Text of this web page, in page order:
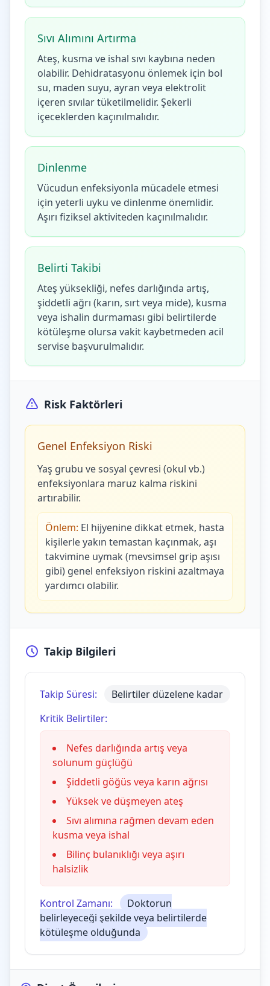
Sıvı Alımını Artırma
Ateş, kusma ve ishal sıvı kaybına neden
olabilir. Dehidratasyonu önlemek için bol
su, maden suyu, ayran veya elektrolit
içeren sıvılar tüketilmelidir. Şekerli
içeceklerden kaçınılmalıdır.
Dinlenme
Vücudun enfeksiyonla mücadele etmesi
için yeterli uyku ve dinlenme önemlidir.
Aşırı fiziksel aktiviteden kaçınılmalıdır.
Belirti Takibi
Ateş yüksekliği, nefes darlığında artış,
şiddetli ağrı (karın, sırt veya mide), kusma
veya ishalin durmaması gibi belirtilerde
kötüleşme olursa vakit kaybetmeden acil
servise başvurulmalıdır.
Risk Faktörleri
Genel Enfeksiyon Riski
Yaş grubu ve sosyal çevresi (okul vb.)
enfeksiyonlara maruz kalma riskini
artırabilir.
Önlem: El hijyenine dikkat etmek, hasta
kişilerle yakın temastan kaçınmak, aşı
takvimine uymak (mevsimsel grip aşısı
gibi) genel enfeksiyon riskini azaltmaya
yardımcı olabilir.
Takip Bilgileri
Takip Süresi:
Belirtiler düzelene kadar
Kritik Belirtiler:
Nefes darlığında artış veya
solunum güçlüğü
Şiddetli göğüs veya karın ağrısı
Yüksek ve düşmeyen ateş
Sıvı alımına rağmen devam eden
kusma veya ishal
Bilinç bulanıklığı veya aşırı
halsizlik
Kontrol Zamanı:
Doktorun
belirleyeceği şekilde veya belirtilerde
kötüleşme olduğunda